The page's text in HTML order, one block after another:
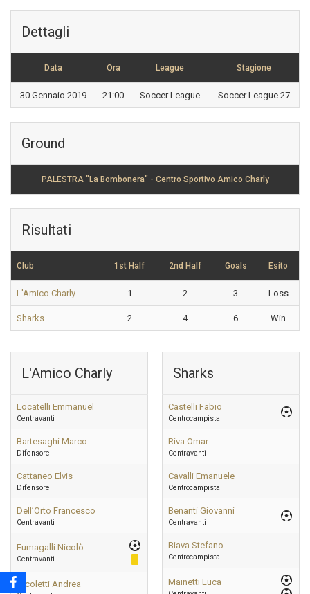
Dettagli
Data Ora League Stagione
30 Gennaio 2019 21:00 Soccer League Soccer League 27
Ground
PALESTRA "La Bombonera" - Centro Sportivo Amico Charly
Risultati
Club 1st Half 2nd Half Goals Esito
L'Amico Charly 1 2 3 Loss
Sharks 2 4 6 Win
L'Amico Charly
Locatelli Emmanuel
Centravanti
Bartesaghi Marco
Difensore
Cattaneo Elvis
Difensore
Dell’Orto Francesco
Centravanti
Fumagalli Nicolò
Centravanti
Nicoletti Andrea
Sharks
Castelli Fabio
Centrocampista
Riva Omar
Centravanti
Cavalli Emanuele
Centrocampista
Benanti Giovanni
Centravanti
Biava Stefano
Centrocampista
Mainetti Luca